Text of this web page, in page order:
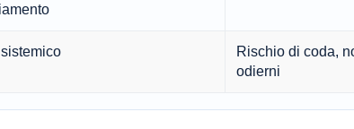
Rischio di coda,
odierni